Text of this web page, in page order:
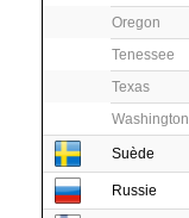
Oregon
Tenessee
Texas
Washington
Suède
Russie